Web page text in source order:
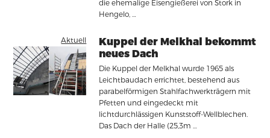
die ehemalige Eisengießerei von Stork in
Hengelo, …
Aktuell
Kuppel der Melkhal bekommt
neues Dach
Die Kuppel der Melkhal wurde 1965 als
Leichtbaudach errichtet, bestehend aus
parabelförmigen Stahlfachwerkträgern mit
Pfetten und eingedeckt mit
lichtdurchlässigen Kunststoff-Wellblechen.
Das Dach der Halle (25,3m …